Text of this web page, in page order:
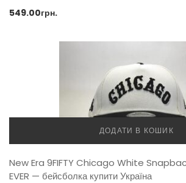
549.00грн.
ДОДАТИ В КОШИК
New Era 9FIFTY Chicago White
EVER — бейсболка купити Україна